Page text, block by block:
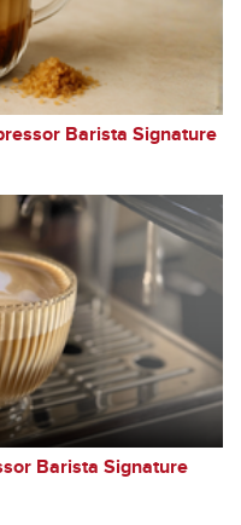
Barista Signature
Barista Signature